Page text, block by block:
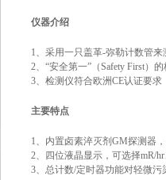
仪器介绍
1、采用一只盖革-弥勒计数管
2、“安全第一”（Safety First）
3、检测仪符合欧洲CE认证要求
主要特点
1、内置卤素淬灭剂GM探测器
2、四位液晶显示，可选择mR/hr
3、总计数/定时器功能对轻微